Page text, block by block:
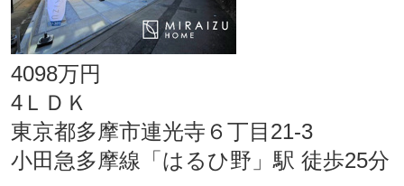
4098万円
4ＬＤＫ
東京都多摩市連光寺６丁目21-3
小田急多摩線「はるひ野」駅 徒歩25分